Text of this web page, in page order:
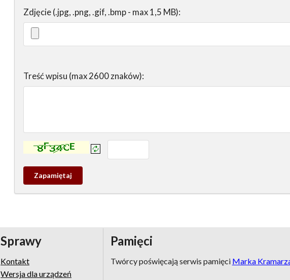
Zdjęcie (.jpg, .png, .gif, .bmp - max 1,5 MB):
Treść wpisu (max 2600 znaków):
Kontrola - wprowadź tekst z obrazka:
Zapamietaj
wpis
Sprawy
Kontakt
Wersja dla urządzeń
Pamięci
Twórcy poświęcają serwis pamięci Marka